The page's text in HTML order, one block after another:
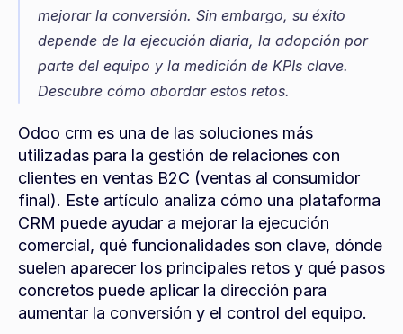
mejorar la conversión. Sin embargo, su éxito
depende de la ejecución diaria, la adopción por
parte del equipo y la medición de KPIs clave.
Descubre cómo abordar estos retos.
Odoo crm es una de las soluciones más
utilizadas para la gestión de relaciones con
clientes en ventas B2C (ventas al consumidor
final). Este artículo analiza cómo una plataforma
CRM puede ayudar a mejorar la ejecución
comercial, qué funcionalidades son clave, dónde
suelen aparecer los principales retos y qué pasos
concretos puede aplicar la dirección para
aumentar la conversión y el control del equipo.